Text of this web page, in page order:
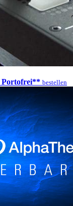
Portofrei** bestellen